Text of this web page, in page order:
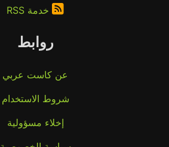
خدمة RSS
روابط
عن كاست عربي
شروط الاستخدام
إخلاء مسؤولية